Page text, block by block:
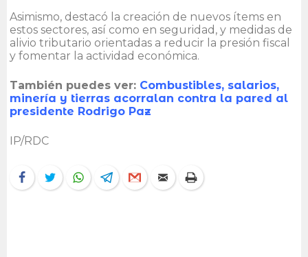
Asimismo, destacó la creación de nuevos ítems en
estos sectores, así como en seguridad, y medidas de
alivio tributario orientadas a reducir la presión fiscal
y fomentar la actividad económica.
También puedes ver: Combustibles, salarios,
minería y tierras acorralan contra la pared al
presidente Rodrigo Paz
IP/RDC